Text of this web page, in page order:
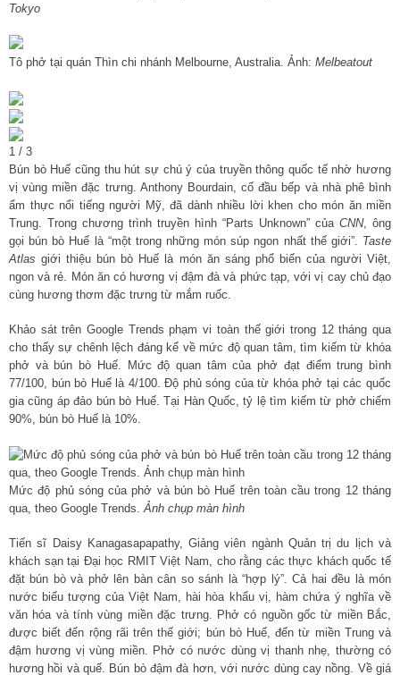
Tokyo
Tô phở tại quán Thìn chi nhánh Melbourne, Australia. Ảnh: Melbeatout
1 / 3
Bún bò Huế cũng thu hút sự chú ý của truyền thông quốc tế nhờ hương
vị vùng miền đặc trưng. Anthony Bourdain, cố đầu bếp và nhà phê bình
ẩm thực nổi tiếng người Mỹ, đã dành nhiều lời khen cho món ăn miền
Trung. Trong chương trình truyền hình “Parts Unknown” của CNN, ông
gọi bún bò Huế là “một trong những món súp ngon nhất thế giới”. Taste
Atlas giới thiệu bún bò Huế là món ăn sáng phổ biến của người Việt,
ngon và rẻ. Món ăn có hương vị đậm đà và phức tạp, với vị cay chủ đạo
cùng hương thơm đặc trưng từ mắm ruốc.
Khảo sát trên Google Trends phạm vi toàn thế giới trong 12 tháng qua
cho thấy sự chênh lệch đáng kể về mức độ quan tâm, tìm kiếm từ khóa
phở và bún bò Huế. Mức độ quan tâm của phở đạt điểm trung bình
77/100, bún bò Huế là 4/100. Độ phủ sóng của từ khóa phở tại các quốc
gia cũng áp đảo bún bò Huế. Tại Hàn Quốc, tỷ lệ tìm kiếm từ phở chiếm
90%, bún bò Huế là 10%.
Mức độ phủ sóng của phở và bún bò Huế trên toàn cầu trong 12 tháng
qua, theo Google Trends. Ảnh chụp màn hình
Tiến sĩ Daisy Kanagasapapathy, Giảng viên ngành Quản trị du lịch và
khách sạn tại Đại học RMIT Việt Nam, cho rằng các thực khách quốc tế
đặt bún bò và phở lên bàn cân so sánh là “hợp lý”. Cả hai đều là món
nước biểu tượng của Việt Nam, hài hòa khẩu vị, hàm chứa ý nghĩa về
văn hóa và tính vùng miền đặc trưng. Phở có nguồn gốc từ miền Bắc,
được biết đến rộng rãi trên thế giới; bún bò Huế, đến từ miền Trung và
đậm hương vị vùng miền. Phở có nước dùng vị thanh nhẹ, thường có
hương hồi và quế. Bún bò đậm đà hơn, với nước dùng cay nồng. Về giá